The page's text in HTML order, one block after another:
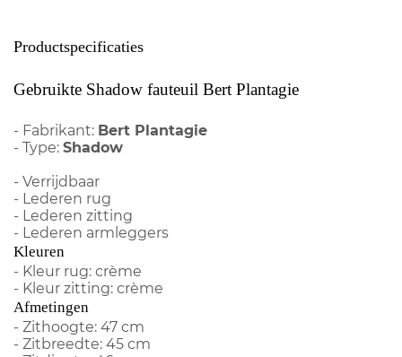
Productspecificaties
Gebruikte Shadow fauteuil Bert Plantagie
- Fabrikant: Bert Plantagie
- Type: Shadow
- Verrijdbaar
- Lederen rug
- Lederen zitting
- Lederen armleggers
Kleuren
- Kleur rug: crème
- Kleur zitting: crème
Afmetingen
- Zithoogte: 47 cm
- Zitbreedte: 45 cm